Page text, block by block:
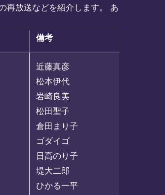
再放送などを紹介します。 あ
備考
近藤真彦
松本伊代
岩崎良美
松田聖子
倉田まり子
ゴダイゴ
日高のり子
堤大二郎
ひかる一平